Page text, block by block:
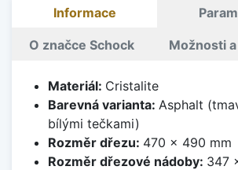
Informace
O značce Schock Možnosti
Materiál: Cristalite
Barevná varianta: Asphalt
bílými tečkami)
Rozměr dřezu: 470 x 490 mm
Rozměr dřezové nádoby: 347